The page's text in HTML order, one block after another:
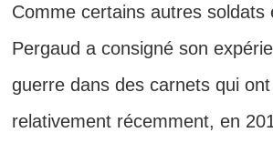
Comme certains autres soldats
Pergaud a consigné son
guerre dans des carnets qui
relativement récemment, en